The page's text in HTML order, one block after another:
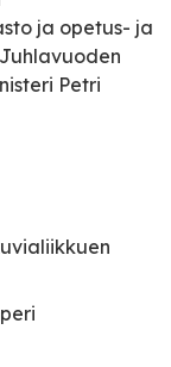
ja opetus- ja
Petri